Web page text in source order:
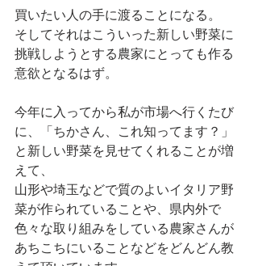
買いたい人の手に渡ることになる。
そしてそれはこういった新しい野菜に
挑戦しようとする農家にとっても作る
意欲となるはず。
今年に入ってから私が市場へ行くたび
に、「ちかさん、これ知ってます？」
と新しい野菜を見せてくれることが増
えて、
山形や埼玉などで質のよいイタリア野
菜が作られていることや、県内外で
色々な取り組みをしている農家さんが
あちこちにいることなどをどんどん教